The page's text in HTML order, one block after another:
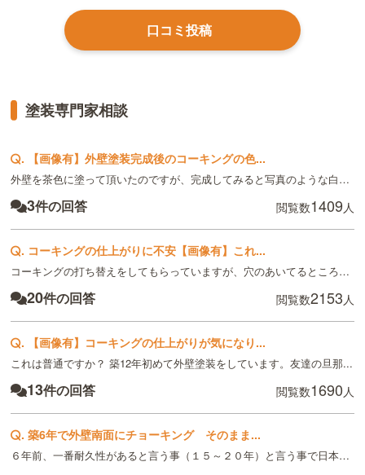
口コミ投稿
塗装専門家相談
. 【画像有】外壁塗装完成後のコーキングの色...
外壁を茶色に塗って頂いたのですが、完成してみると写真のような白のライ...
3件の回答 閲覧数1409 人
. コーキングの仕上がりに不安【画像有】これ...
コーキングの打ち替えをしてもらっていますが、穴のあいてるところ、コー...
20件の回答 閲覧数2153 人
. 【画像有】コーキングの仕上がりが気になり...
これは普通ですか？ 築12年初めて外壁塗装をしています。友達の旦那...
13件の回答 閲覧数1690 人
. 築6年で外壁南面にチョーキング そのまま...
６年前、一番耐久性があると言う事（１５～２０年）と言う事で日本ペイン...